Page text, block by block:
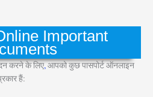
Important
करने के लिए,आपको कुछ पासपोर्ट ऑनलाइन
हैं: